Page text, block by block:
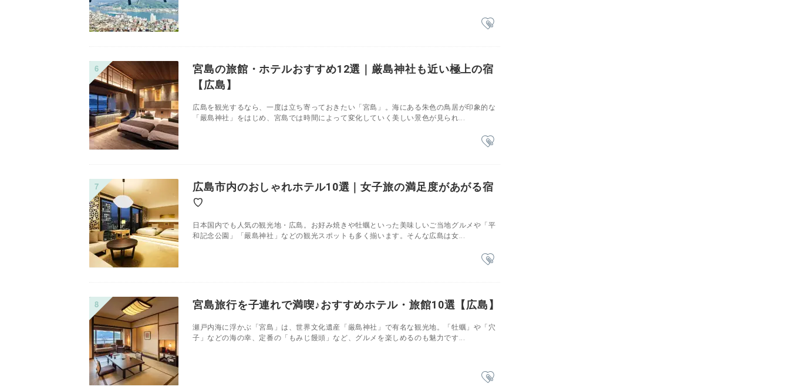
宮島の旅館・ホテルおすすめ12選｜厳島神社も近い極上の宿
【広島】
広島を観光するなら、一度は立ち寄っておきたい「宮島」。海にある朱色の鳥居が印象的な
「嚴島神社」をはじめ、宮島では時間によって変化していく美しい景色が見られ...
広島市内のおしゃれホテル10選｜女子旅の満足度があがる宿
♡
日本国内でも人気の観光地・広島。お好み焼きや牡蠣といった美味しいご当地グルメや「平
和記念公園」「嚴島神社」などの観光スポットも多く揃います。そんな広島は女...
宮島旅行を子連れで満喫♪おすすめホテル・旅館10選【広島】
瀬戸内海に浮かぶ「宮島」は、世界文化遺産「厳島神社」で有名な観光地。「牡蠣」や「穴
子」などの海の幸、定番の「もみじ饅頭」など、グルメを楽しめるのも魅力です...